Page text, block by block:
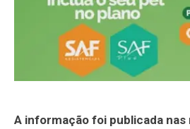
A informação foi publicada nas